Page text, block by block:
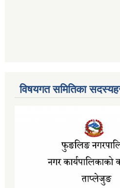
विषयगत समितिका